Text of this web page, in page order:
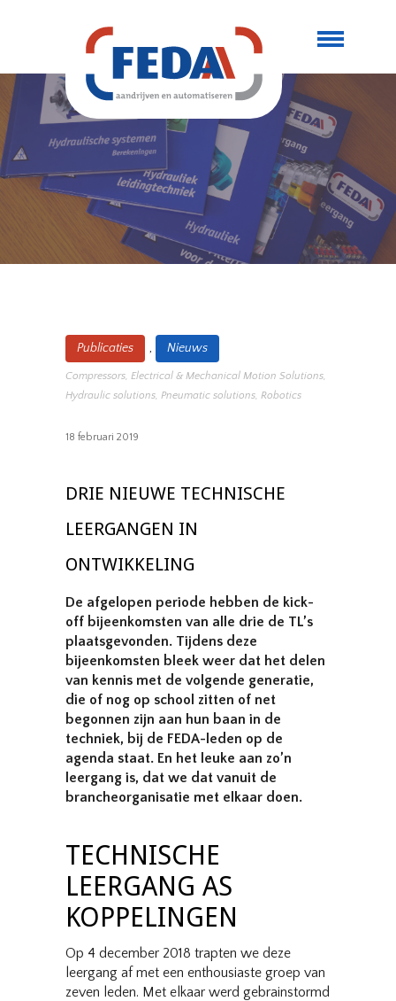
Publicaties , Nieuws
Compressors, Electrical & Mechanical Motion Solutions,
Hydraulic solutions, Pneumatic solutions, Robotics
18 februari 2019
DRIE NIEUWE TECHNISCHE
LEERGANGEN IN
ONTWIKKELING
De afgelopen periode hebben de kick-
off bijeenkomsten van alle drie de TL’s
plaatsgevonden. Tijdens deze
bijeenkomsten bleek weer dat het delen
van kennis met de volgende generatie,
die of nog op school zitten of net
begonnen zijn aan hun baan in de
techniek, bij de FEDA-leden op de
agenda staat. En het leuke aan zo’n
leergang is, dat we dat vanuit de
brancheorganisatie met elkaar doen.
TECHNISCHE
LEERGANG AS
KOPPELINGEN
Op 4 december 2018 trapten we deze
leergang af met een enthousiaste groep van
zeven leden. Met elkaar werd gebrainstormd